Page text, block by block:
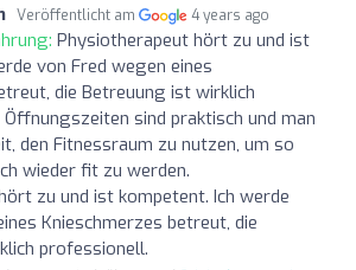
Veröffentlicht am 4 years ago
Physiotherapeut hört zu und ist
von Fred wegen eines
die Betreuung ist wirklich
sind praktisch und man
den Fitnessraum zu nutzen, um so
wieder fit zu werden.
zu und ist kompetent. Ich werde
Knieschmerzes betreut, die
professionell.